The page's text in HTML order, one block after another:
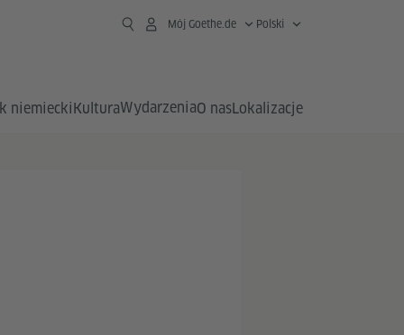
Mój Goethe.de Polski
niemieckiKulturaWydarzeniaO nasLokalizacje